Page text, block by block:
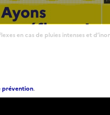
en cas de pluies intenses et
prévention.